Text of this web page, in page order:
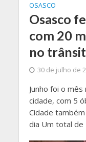
OSASCO
Osasco
com 20
no
30 de julho de
Junho foi o
cidade, com 5
Cidade
dia Um total de